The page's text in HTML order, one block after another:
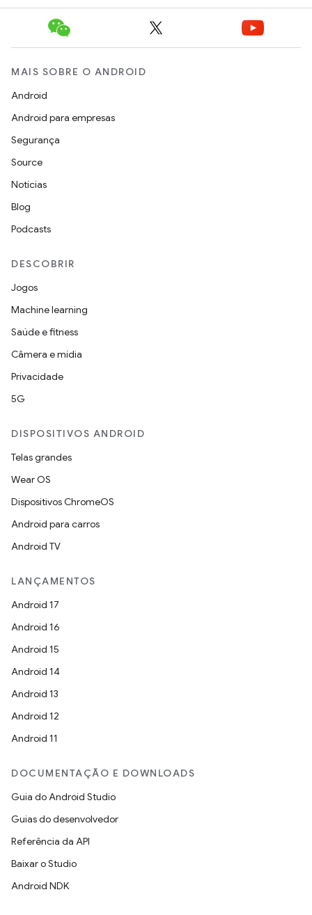
MAIS SOBRE O ANDROID
Android
Android para empresas
Segurança
Source
Notícias
Blog
Podcasts
DESCOBRIR
Jogos
Machine learning
Saúde e fitness
Câmera e mídia
Privacidade
5G
DISPOSITIVOS ANDROID
Telas grandes
Wear OS
Dispositivos ChromeOS
Android para carros
Android TV
LANÇAMENTOS
Android 17
Android 16
Android 15
Android 14
Android 13
Android 12
Android 11
DOCUMENTAÇÃO E DOWNLOADS
Guia do Android Studio
Guias do desenvolvedor
Referência da API
Baixar o Studio
Android NDK